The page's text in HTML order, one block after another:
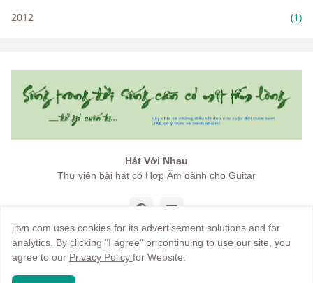
2012
(1)
Hát Với Nhau
Thư viện bài hát có Hợp Âm dành cho Guitar
Copyright by
jitvn.com uses cookies for its advertisement solutions and for
analytics. By clicking "I agree" or continuing to use our site, you
agree to our Privacy Policy for Website.